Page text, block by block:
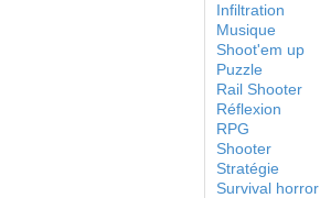
Infiltration
Musique
Shoot'em up
Puzzle
Rail Shooter
Réflexion
RPG
Shooter
Stratégie
Survival horror